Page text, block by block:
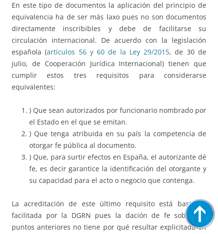
En este tipo de documentos la aplicación del principio de
equivalencia ha de ser más laxo pues no son documentos
directamente inscribibles y debe de facilitarse su
circulación internacional. De acuerdo con la legislación
española (artículos 56 y 60 de la Ley 29/2015, de 30 de
julio, de Cooperación Jurídica Internacional) tienen que
cumplir estos tres requisitos para considerarse
equivalentes:
) Que sean autorizados por funcionario nombrado por
el Estado en el que se emitan.
) Que tenga atribuida en su país la competencia de
otorgar fe pública al documento.
) Que, para surtir efectos en España, el autorizante dé
fe, es decir garantice la identificación del otorgante y
su capacidad para el acto o negocio que contenga.
La acreditación de este último requisito está bastante
facilitada por la DGRN pues la dación de fe sobre los
puntos anteriores no tiene por qué resultar explicitada en